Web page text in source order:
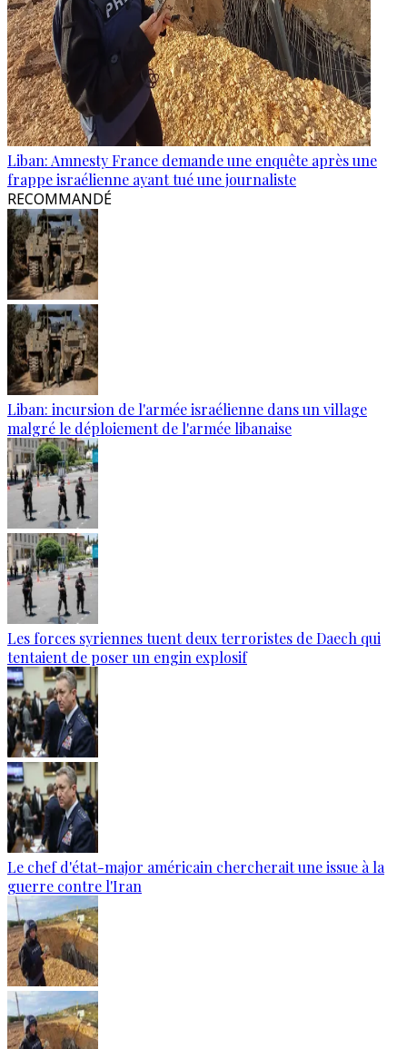
Liban: Amnesty France demande une enquête après une
frappe israélienne ayant tué une journaliste
RECOMMANDÉ
Liban: incursion de l'armée israélienne dans un village
malgré le déploiement de l'armée libanaise
Les forces syriennes tuent deux terroristes de Daech qui
tentaient de poser un engin explosif
Le chef d'état-major américain chercherait une issue à la
guerre contre l'Iran